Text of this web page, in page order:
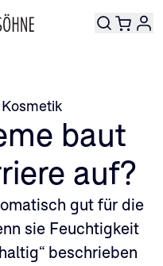
baut
auf?
gut für die
sie Feuchtigkeit
beschrieben